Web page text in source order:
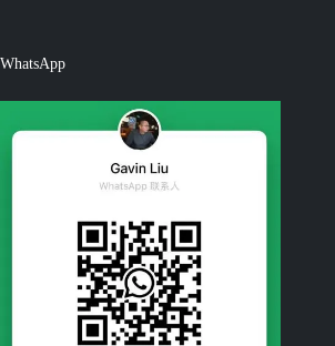
WhatsApp